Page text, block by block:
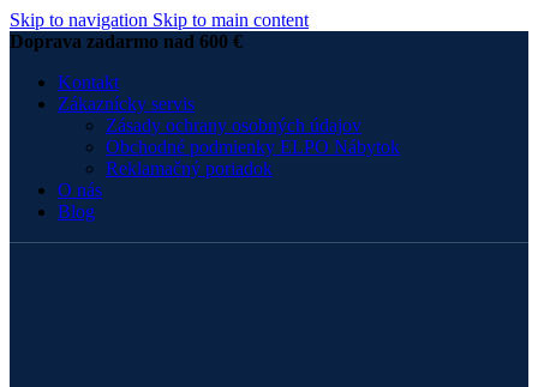
Skip to navigation Skip to main content
Doprava zadarmo nad 600 €
Kontakt
Zákaznícky servis
Zásady ochrany osobných údajov
Obchodné podmienky ELPO Nábytok
Reklamačný poriadok
O nás
Blog